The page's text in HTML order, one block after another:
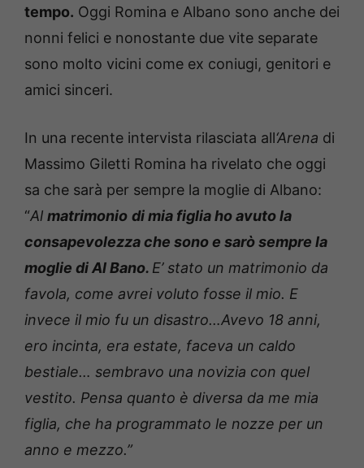
tempo. Oggi Romina e Albano sono anche dei
nonni felici e nonostante due vite separate
sono molto vicini come ex coniugi, genitori e
amici sinceri.
In una recente intervista rilasciata all‘Arena di
Massimo Giletti Romina ha rivelato che oggi
sa che sarà per sempre la moglie di Albano:
“Al matrimonio di mia figlia ho avuto la
consapevolezza che sono e sarò sempre la
moglie di Al Bano. E’ stato un matrimonio da
favola, come avrei voluto fosse il mio. E
invece il mio fu un disastro…Avevo 18 anni,
ero incinta, era estate, faceva un caldo
bestiale… sembravo una novizia con quel
vestito. Pensa quanto è diversa da me mia
figlia, che ha programmato le nozze per un
anno e mezzo.”